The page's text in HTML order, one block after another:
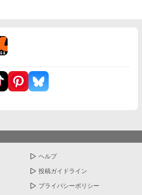
ヘルプ
投稿ガイドライン
プライバシーポリシー